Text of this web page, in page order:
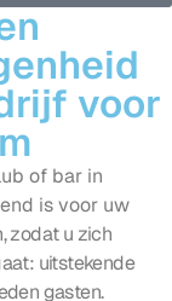
voor
of bar in
is voor uw
zodat u zich
uitstekende
gasten.